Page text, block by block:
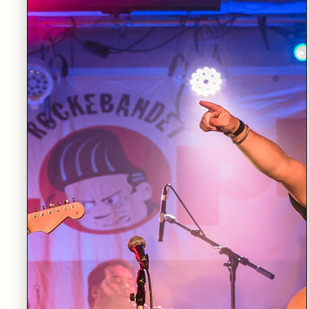
LES MER
LØRDAG 19.09 STORSALEN
Nordiske klanger for blåsere
LES MER